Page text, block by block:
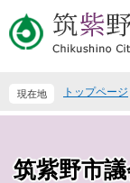
ー
ジ
ニ
ュ
現在地 トップページ
筑紫野市